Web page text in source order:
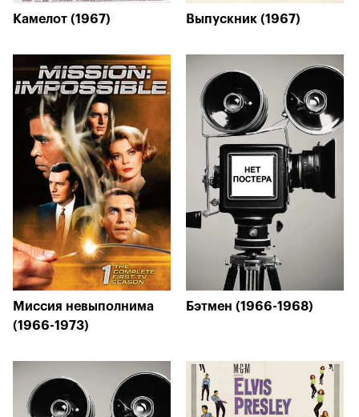
Камелот (1967) Выпускник (1967)
Миссия невыполнима
(1966-1973)
Бэтмен (1966-1968)